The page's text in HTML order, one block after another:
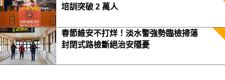
培訓突破 2 萬人
春節維安不打烊！淡水警強勢臨檢掃蕩
封閉式路檢斷絕治安隱憂